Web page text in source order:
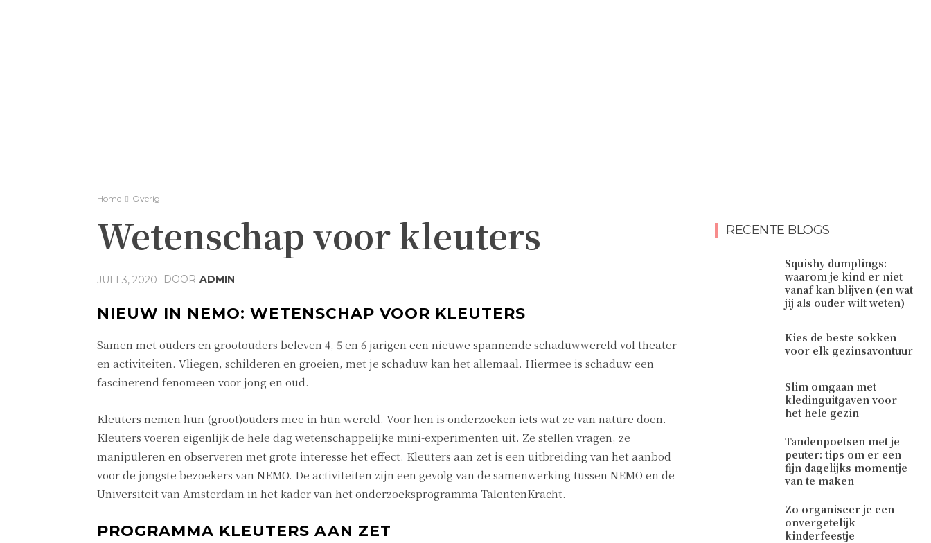
Home Overig
Wetenschap voor kleuters
JULI 3, 2020 DOOR ADMIN
NIEUW IN NEMO: WETENSCHAP VOOR KLEUTERS
Samen met ouders en grootouders beleven 4, 5 en 6 jarigen een nieuwe spannende schaduwwereld vol theater
en activiteiten. Vliegen, schilderen en groeien, met je schaduw kan het allemaal. Hiermee is schaduw een
fascinerend fenomeen voor jong en oud.
Kleuters nemen hun (groot)ouders mee in hun wereld. Voor hen is onderzoeken iets wat ze van nature doen.
Kleuters voeren eigenlijk de hele dag wetenschappelijke mini-experimenten uit. Ze stellen vragen, ze
manipuleren en observeren met grote interesse het effect. Kleuters aan zet is een uitbreiding van het aanbod
voor de jongste bezoekers van NEMO. De activiteiten zijn een gevolg van de samenwerking tussen NEMO en de
Universiteit van Amsterdam in het kader van het onderzoeksprogramma TalentenKracht.
PROGRAMMA KLEUTERS AAN ZET
RECENTE BLOGS
Squishy dumplings:
waarom je kind er niet
vanaf kan blijven (en wat
jij als ouder wilt weten)
Kies de beste sokken
voor elk gezinsavontuur
Slim omgaan met
kledinguitgaven voor
het hele gezin
Tandenpoetsen met je
peuter: tips om er een
fijn dagelijks momentje
van te maken
Zo organiseer je een
onvergetelijk
kinderfeestje